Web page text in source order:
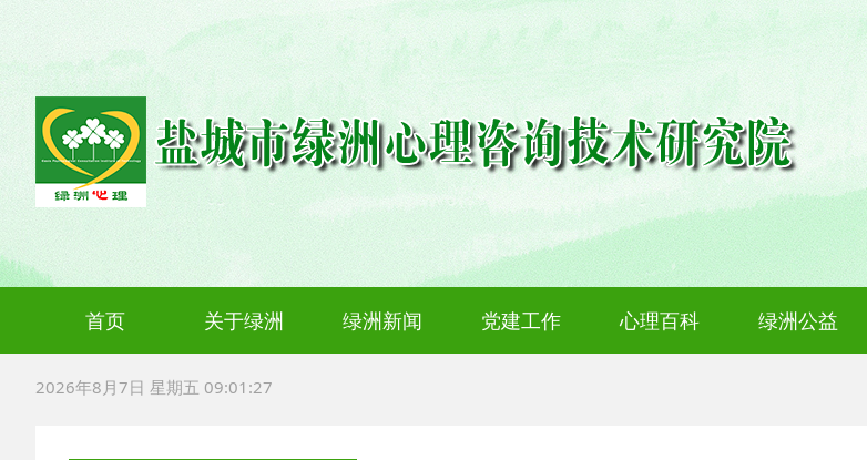
首页 关于绿洲 绿洲新闻 党建工作 心理百科 绿洲公益
2026年8月7日 星期五 09:01:28